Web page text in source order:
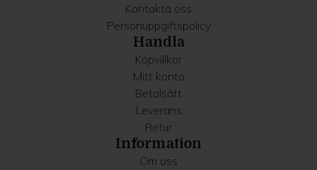
Kontakta oss
Personuppgiftspolicy
Handla
Köpvillkor
Mitt konto
Betalsätt
Leverans
Retur
Information
Om oss